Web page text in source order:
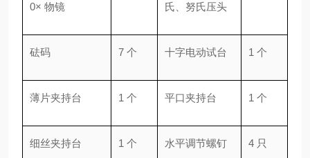
0× 物镜
氏、努氏压头
砝码 7 个 十字电动试台 1 个
薄片夹持台 1 个 平口夹持台 1 个
细丝夹持台 1 个 水平调节螺钉 4 只